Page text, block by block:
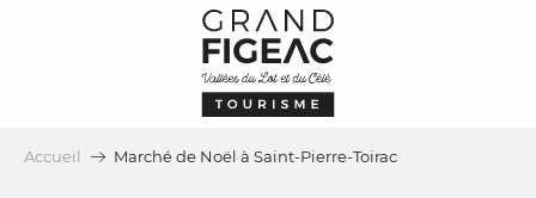
Accueil Marché de Noël à Saint-Pierre-Toirac